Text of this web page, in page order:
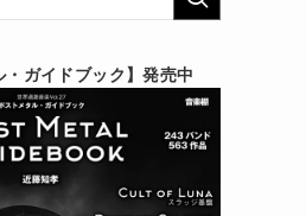
・ガイドブック】発売中